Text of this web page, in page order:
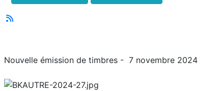
Nouvelle émission de timbres - 7 novembre 2024